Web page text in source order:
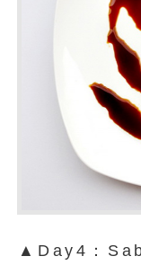
▲Day4：